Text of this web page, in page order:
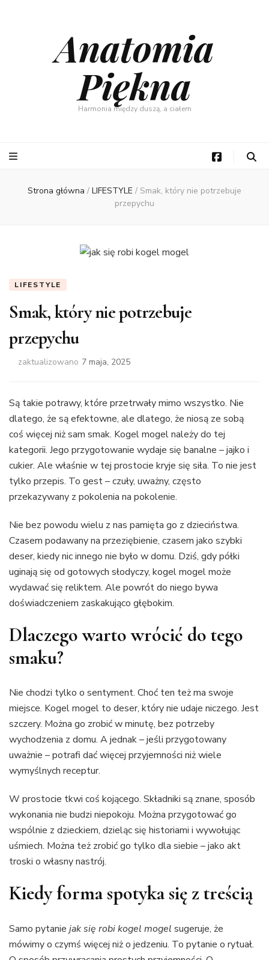
Anatomia
Piękna
Harmonia między duszą, a ciałem
Strona główna / LIFESTYLE / Smak, który nie potrzebuje
przepychu
LIFESTYLE
Smak, który nie potrzebuje
przepychu
zaktualizowano 7 maja, 2025
Są takie potrawy, które przetrwały mimo wszystko. Nie
dlatego, że są efektowne, ale dlatego, że niosą ze sobą
coś więcej niż sam smak. Kogel mogel należy do tej
kategorii. Jego przygotowanie wydaje się banalne – jajko i
cukier. Ale właśnie w tej prostocie kryje się siła. To nie jest
tylko przepis. To gest – czuły, uważny, często
przekazywany z pokolenia na pokolenie.
Nie bez powodu wielu z nas pamięta go z dzieciństwa.
Czasem podawany na przeziębienie, czasem jako szybki
deser, kiedy nic innego nie było w domu. Dziś, gdy półki
uginają się od gotowych słodyczy, kogel mogel może
wydawać się reliktem. Ale powrót do niego bywa
doświadczeniem zaskakująco głębokim.
Dlaczego warto wrócić do tego
smaku?
Nie chodzi tylko o sentyment. Choć ten też ma swoje
miejsce. Kogel mogel to deser, który nie udaje niczego. Jest
szczery. Można go zrobić w minutę, bez potrzeby
wychodzenia z domu. A jednak – jeśli przygotowany
uważnie – potrafi dać więcej przyjemności niż wiele
wymyślnych receptur.
W prostocie tkwi coś kojącego. Składniki są znane, sposób
wykonania nie budzi niepokoju. Można przygotować go
wspólnie z dzieckiem, dzieląc się historiami i wywołując
uśmiech. Można też zrobić go tylko dla siebie – jako akt
troski o własny nastrój.
Kiedy forma spotyka się z treścią
Samo pytanie jak się robi kogel mogel sugeruje, że
mówimy o czymś więcej niż o jedzeniu. To pytanie o rytuał.